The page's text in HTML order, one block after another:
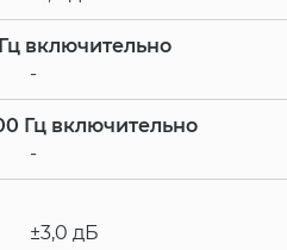
включительно
-
Гц включительно
-
±3,0 дБ